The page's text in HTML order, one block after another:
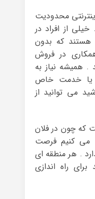
محدودیت
از افراد در
هستند که بدون
در فروش
. همیشه نیاز به
یا خدمت خاص
می توانید از
که چون در فلان
می کنیم فرصت
. هر منطقه ای
راه اندازی